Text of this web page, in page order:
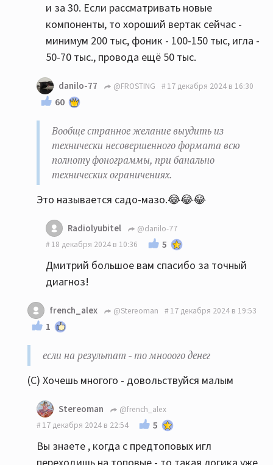
и за 30. Если рассматривать новые
компоненты, то хороший вертак сейчас -
минимум 200 тыс, фоник - 100-150 тыс, игла -
50-70 тыс., провода ещё 50 тыс.
danilo-77 @FROSTING 17 декабря 2024 в 16:30
60
Вообще странное желание выудить из
технически несовершенного формата всю
полноту фонограммы, при банально
технических ограничениях.
Это называется садо-мазо.😂😂😂
Radiolyubitel
@danilo-77
18 декабря 2024 в 10:36
5
Дмитрий большое вам спасибо за точный
диагноз!
french_alex @Stereoman 17 декабря 2024 в 19:53
1
если на результат - то мнооого денег
(С) Хочешь многого - довольствуйся малым
Stereoman
@french_alex
17 декабря 2024 в 22:54
5
Вы знаете , когда с предтоповых игл